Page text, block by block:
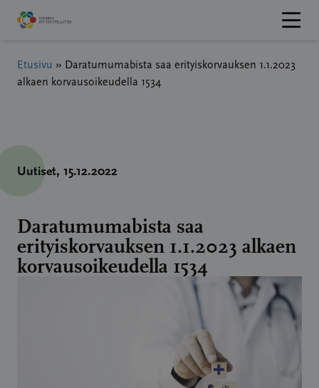
Hyppää
sisältöön
Etusivu » Daratumumabista saa erityiskorvauksen 1.1.2023
alkaen korvausoikeudella 1534
Uutiset, 15.12.2022
Daratumumabista saa
erityiskorvauksen 1.1.2023 alkaen
korvausoikeudella 1534